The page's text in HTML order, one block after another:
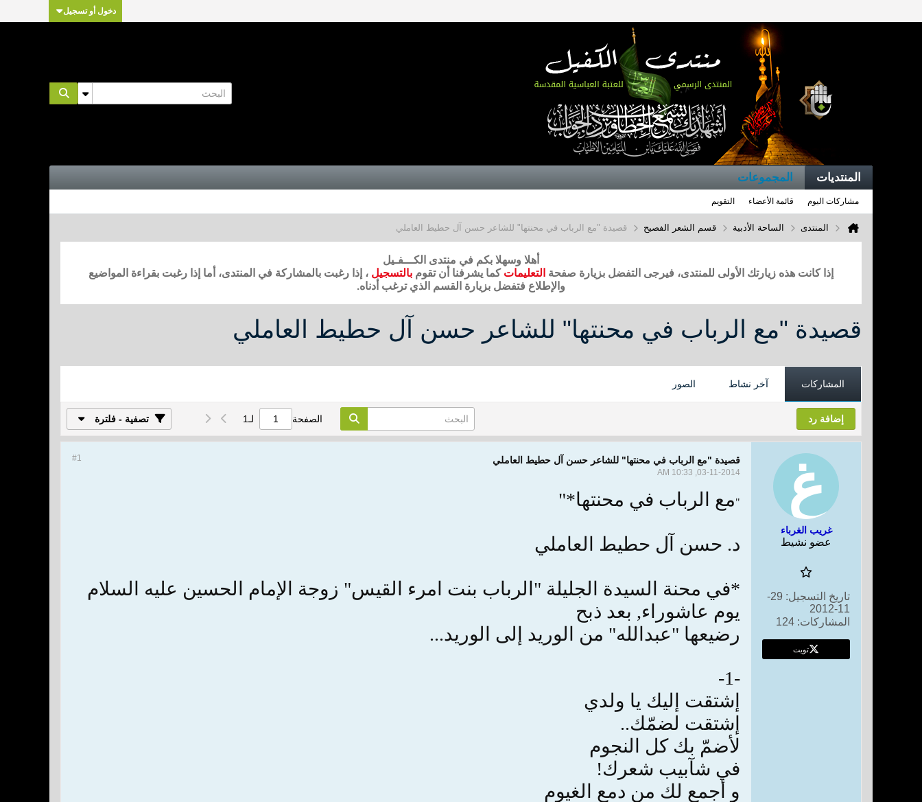
دخول أو تسجيل
المنتديات المجموعات
مشاركات اليوم قائمة الأعضاء التقويم
المنتدى الساحة الأدبية قسم الشعر الفصيح قصيدة "مع الرباب في محنتها" للشاعر حسن آل حطيط العاملي
أهلا وسهلا بكم في منتدى الكـــفـيل
إذا كانت هذه زيارتك الأولى للمنتدى، فيرجى التفضل بزيارة صفحة التعليمات كما يشرفنا أن تقوم بالتسجيل ، إذا رغبت بالمشاركة في المنتدى، أما إذا رغبت بقراءة المواضيع
والإطلاع فتفضل بزيارة القسم الذي ترغب أدناه.
قصيدة "مع الرباب في محنتها" للشاعر حسن آل حطيط العاملي
المشاركات آخر نشاط الصور
إضافة رد الصفحة لـ1 تصفية - فلترة
غريب الغرباء
عضو نشيط
تاريخ التسجيل:
29-
11-2012
المشاركات: 124
تويت
#1 قصيدة "مع الرباب في محنتها" للشاعر حسن آل حطيط العاملي
03-11-2014, 10:33 AM
"مع الرباب في محنتها*"
د. حسن آل حطيط العاملي
*في محنة السيدة الجليلة "الرباب بنت امرء القيس" زوجة الإمام الحسين عليه السلام
يوم عاشوراء, بعد ذبح
رضيعها "عبدالله" من الوريد إلى الوريد...
-1-
إشتقت إليك يا ولدي
إشتقت لضمّك..
لأضمّ بك كل النجوم
في شآبيب شعرك!
و أجمع لك من دمع الغيوم